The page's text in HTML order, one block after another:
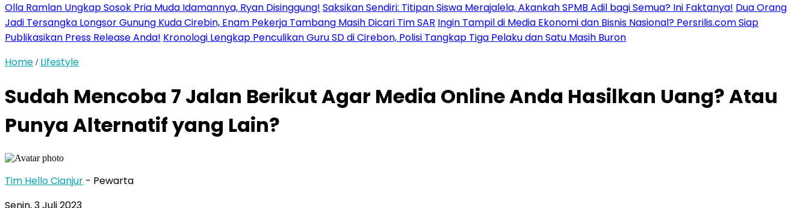
Olla Ramlan Ungkap Sosok Pria Muda Idamannya, Ryan Disinggung! Saksikan Sendiri: Titipan Siswa Merajalela, Akankah SPMB Adil bagi Semua? Ini Faktanya! Dua Orang
Jadi Tersangka Longsor Gunung Kuda Cirebin, Enam Pekerja Tambang Masih Dicari Tim SAR Ingin Tampil di Media Ekonomi dan Bisnis Nasional? Persrilis.com Siap
Publikasikan Press Release Anda! Kronologi Lengkap Penculikan Guru SD di Cirebon, Polisi Tangkap Tiga Pelaku dan Satu Masih Buron
Home / Lifestyle
Sudah Mencoba 7 Jalan Berikut Agar Media Online Anda Hasilkan Uang? Atau
Punya Alternatif yang Lain?
Tim Hello Cianjur - Pewarta
Senin, 3 Juli 2023